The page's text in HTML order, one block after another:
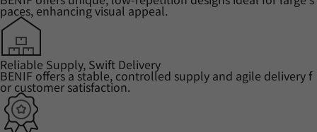
paces, enhancing visual appeal.
Reliable Supply, Swift Delivery
BENIF offers a stable, controlled supply and agile delivery f
or customer satisfaction.